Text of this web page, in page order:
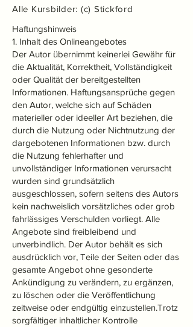
Alle Kursbilder: (c) Stickford
Haftungshinweis
1. Inhalt des Onlineangebotes
Der Autor übernimmt keinerlei Gewähr für
die Aktualität, Korrektheit, Vollständigkeit
oder Qualität der bereitgestellten
Informationen. Haftungsansprüche gegen
den Autor, welche sich auf Schäden
materieller oder ideeller Art beziehen, die
durch die Nutzung oder Nichtnutzung der
dargebotenen Informationen bzw. durch
die Nutzung fehlerhafter und
unvollständiger Informationen verursacht
wurden sind grundsätzlich
ausgeschlossen, sofern seitens des Autors
kein nachweislich vorsätzliches oder grob
fahrlässiges Verschulden vorliegt. Alle
Angebote sind freibleibend und
unverbindlich. Der Autor behält es sich
ausdrücklich vor, Teile der Seiten oder das
gesamte Angebot ohne gesonderte
Ankündigung zu verändern, zu ergänzen,
zu löschen oder die Veröffentlichung
zeitweise oder endgültig einzustellen.Trotz
sorgfältiger inhaltlicher Kontrolle